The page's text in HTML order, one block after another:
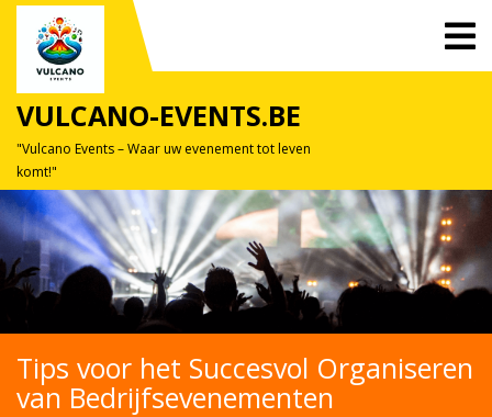
Skip
content
VULCANO-EVENTS.BE
"Vulcano Events – Waar uw evenement tot leven
komt!"
Tips voor het Succesvol Organiseren
van Bedrijfsevenementen